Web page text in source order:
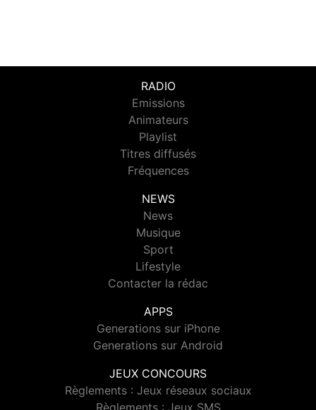
RADIO
Emissions
Animateurs
Playlist
Titres diffusés
Fréquences
NEWS
News
Musique
Sport
Lifestyle
Contacter la rédac
APPS
Generations sur iPhone
Generations sur Android
JEUX CONCOURS
Règlements : Jeux réseaux sociaux